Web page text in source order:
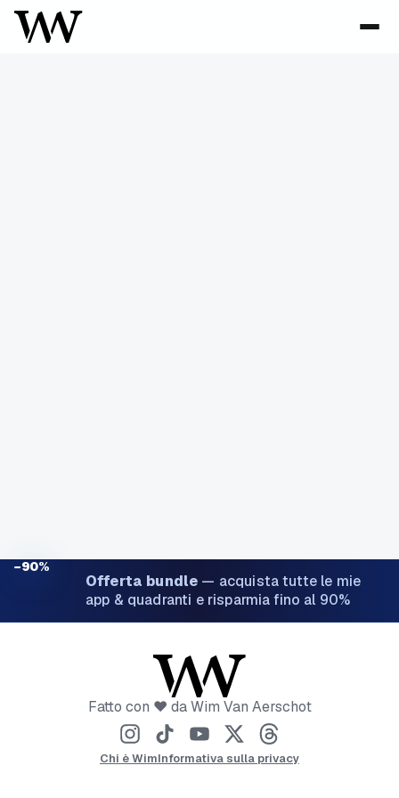
−90%
Offerta bundle — acquista tutte le mie
app & quadranti e risparmia fino al 90%
Fatto con ❤️ da Wim Van Aerschot
Chi è WimInformativa sulla privacy